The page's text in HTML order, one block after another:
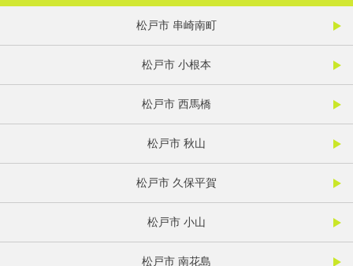
松戸市 串崎南町
松戸市 小根本
松戸市 西馬橋
松戸市 秋山
松戸市 久保平賀
松戸市 小山
松戸市 南花島